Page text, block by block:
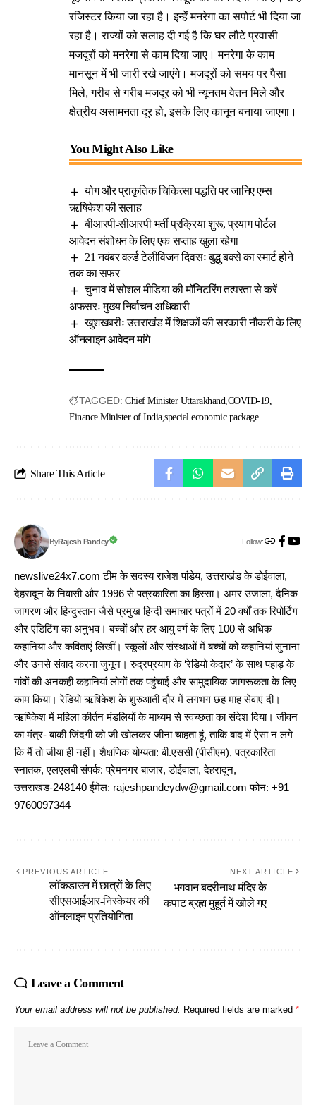
रजिस्टर किया जा रहा है। इन्हें मनरेगा का सपोर्ट भी दिया जा
रहा है। राज्यों को सलाह दी गई है कि घर लौटे प्रवासी
मजदूरों को मनरेगा से काम दिया जाए। मनरेगा के काम
मानसून में भी जारी रखे जाएंगे। मजदूरों को समय पर पैसा
मिले, गरीब से गरीब मजदूर को भी न्यूनतम वेतन मिले और
क्षेत्रीय असामनता दूर हो, इसके लिए कानून बनाया जाएगा।
You Might Also Like
योग और प्राकृतिक चिकित्सा पद्धति पर जानिए एम्स
ऋषिकेश की सलाह
बीआरपी-सीआरपी भर्ती प्रक्रिया शुरू, प्रयाग पोर्टल
आवेदन संशोधन के लिए एक सप्ताह खुला रहेगा
21 नवंबर वर्ल्ड टेलीविजन दिवसः बुद्धु बक्से का स्मार्ट होने
तक का सफर
चुनाव में सोशल मीडिया की मॉनिटरिंग तत्परता से करें
अफसरः मुख्य निर्वाचन अधिकारी
खुशखबरीः उत्तराखंड में शिक्षकों की सरकारी नौकरी के लिए
ऑनलाइन आवेदन मांगे
TAGGED: Chief Minister Uttarakhand COVID-19
Finance Minister of India special economic package
Share This Article
ByRajesh Pandey Follow:
newslive24x7.com टीम के सदस्य राजेश पांडेय, उत्तराखंड के डोईवाला,
देहरादून के निवासी और 1996 से पत्रकारिता का हिस्सा। अमर उजाला, दैनिक
जागरण और हिन्दुस्तान जैसे प्रमुख हिन्दी समाचार पत्रों में 20 वर्षों तक रिपोर्टिंग
और एडिटिंग का अनुभव। बच्चों और हर आयु वर्ग के लिए 100 से अधिक
कहानियां और कविताएं लिखीं। स्कूलों और संस्थाओं में बच्चों को कहानियां सुनाना
और उनसे संवाद करना जुनून। रुद्रप्रयाग के ‘रेडियो केदार’ के साथ पहाड़ के
गांवों की अनकही कहानियां लोगों तक पहुंचाईं और सामुदायिक जागरूकता के लिए
काम किया। रेडियो ऋषिकेश के शुरुआती दौर में लगभग छह माह सेवाएं दीं।
ऋषिकेश में महिला कीर्तन मंडलियों के माध्यम से स्वच्छता का संदेश दिया। जीवन
का मंत्र- बाकी जिंदगी को जी खोलकर जीना चाहता हूं, ताकि बाद में ऐसा न लगे
कि मैं तो जीया ही नहीं। शैक्षणिक योग्यता: बी.एससी (पीसीएम), पत्रकारिता
स्नातक, एलएलबी संपर्क: प्रेमनगर बाजार, डोईवाला, देहरादून,
उत्तराखंड-248140 ईमेल: rajeshpandeydw@gmail.com फोन: +91
9760097344
PREVIOUS ARTICLE
लॉकडाउन में छात्रों के लिए
सीएसआईआर-निस्केयर की
ऑनलाइन प्रतियोगिता
NEXT ARTICLE
भगवान बदरीनाथ मंदिर के
कपाट ब्रह्म मुहूर्त में खोले गए
Leave a Comment
Your email address will not be published. Required fields are marked *